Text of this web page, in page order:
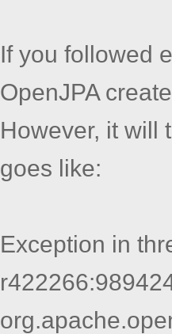
If you followed
OpenJPA
However, it will
goes like:
Exception in